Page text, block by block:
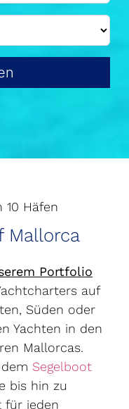
10 Häfen
Mallorca
Portfolio
auf
Süden oder
Yachten in den
Mallorcas.
Segelboot
bis hin zu
für jeden